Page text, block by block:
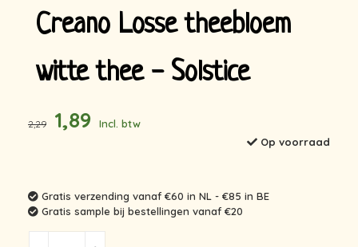
Creano Losse theebloem
witte thee - Solstice
2,29 1,89
Incl. btw
Op voorraad
Gratis verzending vanaf €60 in NL - €85 in BE
Gratis sample bij bestellingen vanaf €20